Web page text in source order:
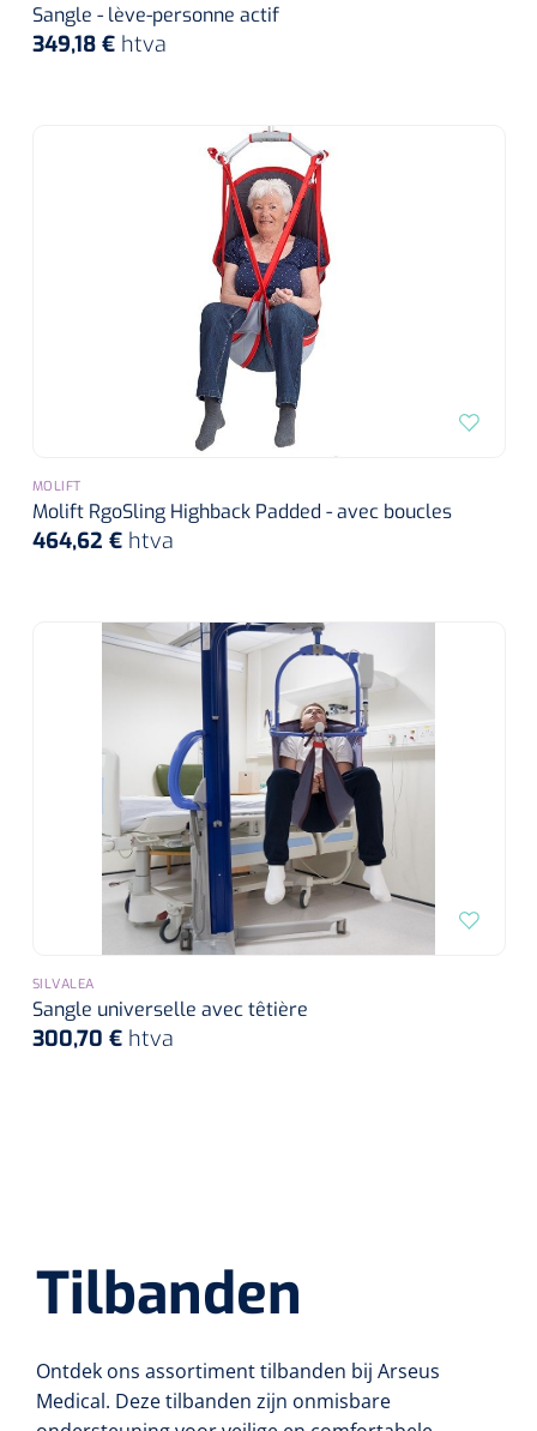
Sangle - lève-personne actif
349,18 € htva
MOLIFT
Molift RgoSling Highback Padded - avec boucles
464,62 € htva
SILVALEA
Sangle universelle avec têtière
300,70 € htva
Tilbanden
Ontdek ons assortiment tilbanden bij Arseus
Medical. Deze tilbanden zijn onmisbare